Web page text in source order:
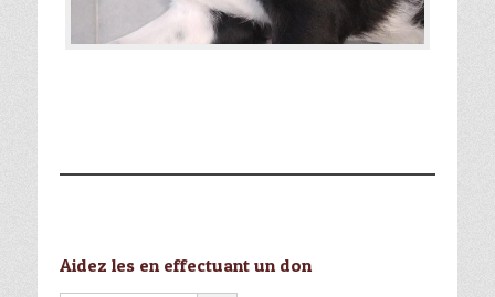
Aidez les en effectuant un don